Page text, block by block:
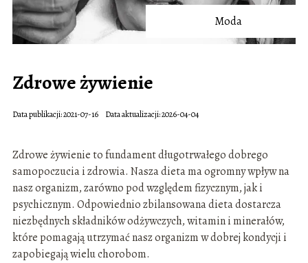
Moda
Zdrowe żywienie
Data publikacji: 2021-07-16 Data aktualizacji: 2026-04-04
Zdrowe żywienie to fundament długotrwałego dobrego
samopoczucia i zdrowia. Nasza dieta ma ogromny wpływ na
nasz organizm, zarówno pod względem fizycznym, jak i
psychicznym. Odpowiednio zbilansowana dieta dostarcza
niezbędnych składników odżywczych, witamin i minerałów,
które pomagają utrzymać nasz organizm w dobrej kondycji i
zapobiegają wielu chorobom.